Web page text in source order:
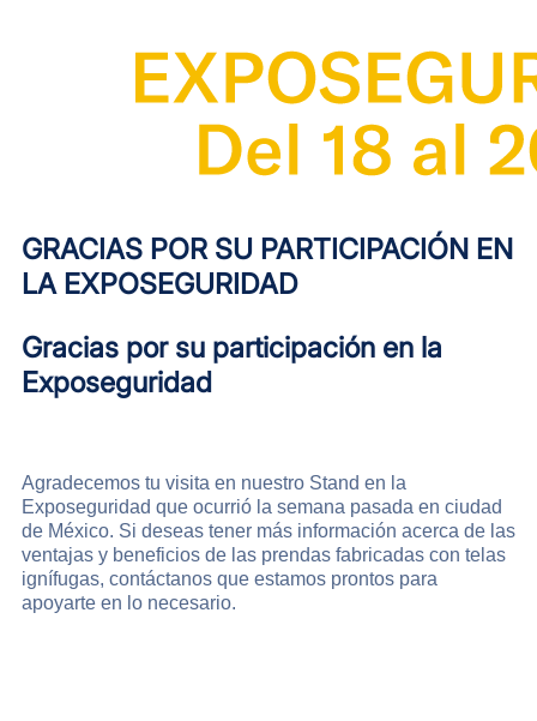
GRACIAS POR SU PARTICIPACIÓN EN
LA EXPOSEGURIDAD
​Gracias por su participación en la
Exposeguridad
Agradecemos tu visita en nuestro Stand en la
Exposeguridad que ocurrió la semana pasada en ciudad
de México. Si deseas tener más información acerca de las
ventajas y beneficios de las prendas fabricadas con telas
ignífugas, contáctanos que estamos prontos para
apoyarte en lo necesario.